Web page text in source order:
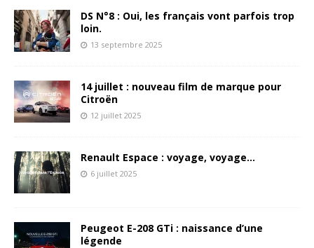
DS N°8 : Oui, les français vont parfois trop
loin.
13 septembre 2025
14 juillet : nouveau film de marque pour
Citroën
12 juillet 2025
Renault Espace : voyage, voyage…
6 juillet 2025
Peugeot E-208 GTi : naissance d’une
légende